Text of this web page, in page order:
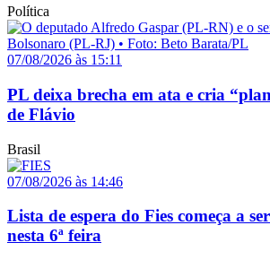
Política
07/08/2026 às 15:11
PL deixa brecha em ata e cria
de Flávio
Brasil
07/08/2026 às 14:46
Lista de espera do Fies começa a
nesta 6ª feira